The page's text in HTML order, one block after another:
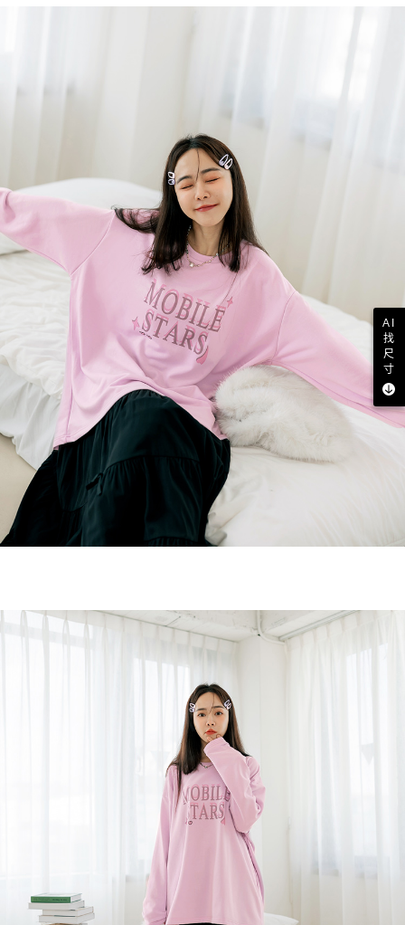
AI
找
尺
寸